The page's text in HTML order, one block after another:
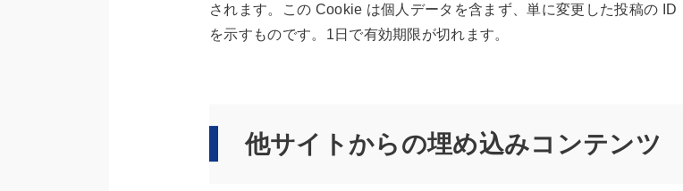
されます。この Cookie は個人データを含まず、単に変更した投稿の ID
を示すものです。1日で有効期限が切れます。
他サイトからの埋め込みコンテンツ